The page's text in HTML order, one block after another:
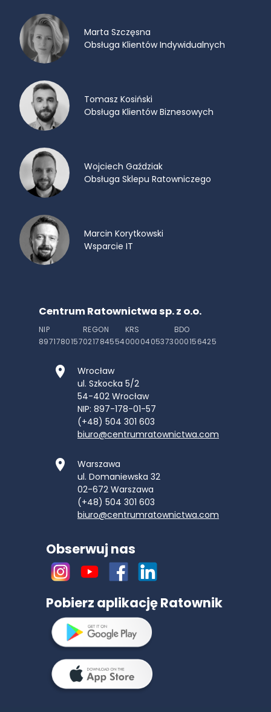
Marta Szczęsna
Obsługa Klientów Indywidualnych
Tomasz Kosiński
Obsługa Klientów Biznesowych
Wojciech Gaździak
Obsługa Sklepu Ratowniczego
Marcin Korytkowski
Wsparcie IT
Centrum Ratownictwa sp. z o.o.
NIP
8971780157
REGON
021784554
KRS
0000405373
BDO
000156425
Wrocław
ul. Szkocka 5/2
54-402 Wrocław
NIP: 897-178-01-57
(+48) 504 301 603
biuro@centrumratownictwa.com
Warszawa
ul. Domaniewska 32
02-672 Warszawa
(+48) 504 301 603
biuro@centrumratownictwa.com
Obserwuj nas
Pobierz aplikację Ratownik